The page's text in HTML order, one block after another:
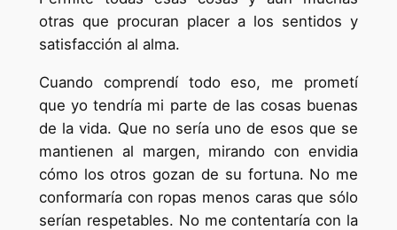
otras que procuran placer a los sentidos y
satisfacción al alma.
Cuando comprendí todo eso, me prometí
que yo tendría mi parte de las cosas buenas
de la vida. Que no sería uno de esos que se
mantienen al margen, mirando con envidia
cómo los otros gozan de su fortuna. No me
conformaría con ropas menos caras que sólo
serían respetables. No me contentaría con la